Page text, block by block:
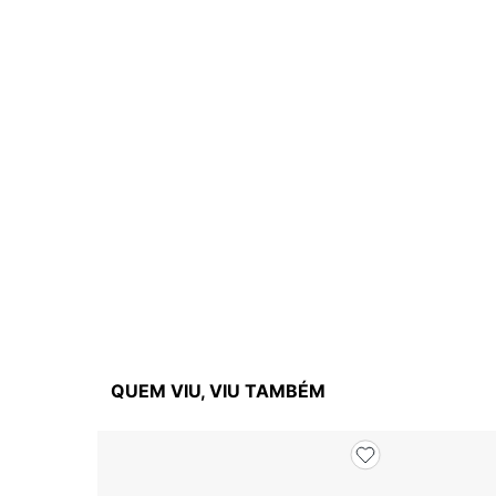
QUEM VIU, VIU TAMBÉM